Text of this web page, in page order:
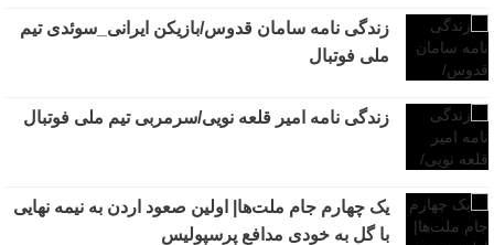
زندگی نامه سامان قدوس/بازیکن ایرانی_سوئدی تیم
ملی فوتبال
زندگی نامه امیر قلعه نویی/سرمربی تیم ملی فوتبال
یک چهارم جام ملت‌ها| اولین صعود اردن به نیمه نهایی
با گل به خودی مدافع پرسپولیس